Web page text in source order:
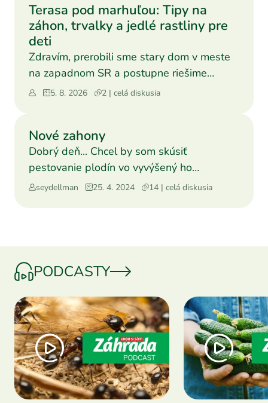
Terasa pod marhuľou: Tipy na
záhon, trvalky a jedlé rastliny pre
deti
Zdravím, prerobili sme stary dom v meste
na zapadnom SR a postupne riešime
záhradu pre deti a nas. K
5. 8. 2026 2 | celá diskusia
Nové zahony
Dobrý deň... Chcel by som skúsiť
pestovanie plodín vo vyvýšený ho
záhonoch. Avšak napadlo ma zopár o
seydellman 25. 4. 2024 14 | celá diskusia
PODCASTY